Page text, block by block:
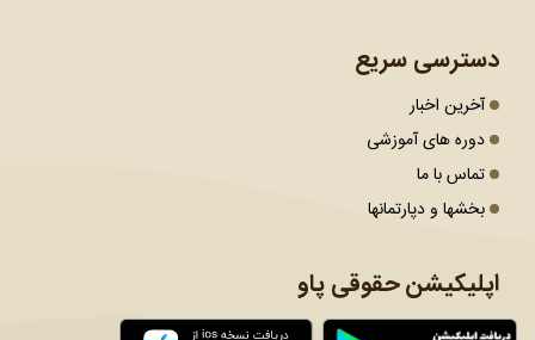
دسترسی سریع
آخرین اخبار
دوره های آموزشی
تماس با ما
بخشها و دپارتمانها
اپلیکیشن حقوقی پاو